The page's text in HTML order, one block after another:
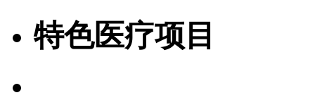
特色医疗项目